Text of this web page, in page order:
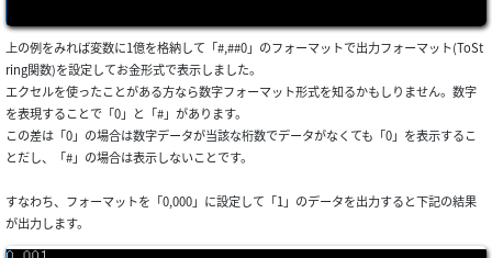
上の例をみれば変数に1億を格納して「#,##0」のフォーマットで出力フォーマット(ToSt
ring関数)を設定してお金形式で表示しました。
エクセルを使ったことがある方なら数字フォーマット形式を知るかもしりません。数字
を表現することで「0」と「#」があります。
この差は「0」の場合は数字データが当該な桁数でデータがなくても「0」を表示するこ
とだし、「#」の場合は表示しないことです。
すなわち、フォーマットを「0,000」に設定して「1」のデータを出力すると下記の結果
が出力します。